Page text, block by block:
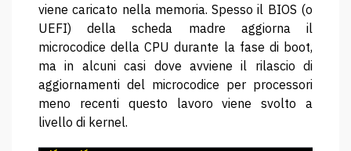
viene caricato nella memoria. Spesso il BIOS (o
UEFI) della scheda madre aggiorna il
microcodice della CPU durante la fase di boot,
ma in alcuni casi dove avviene il rilascio di
aggiornamenti del microcodice per processori
meno recenti questo lavoro viene svolto a
livello di kernel.